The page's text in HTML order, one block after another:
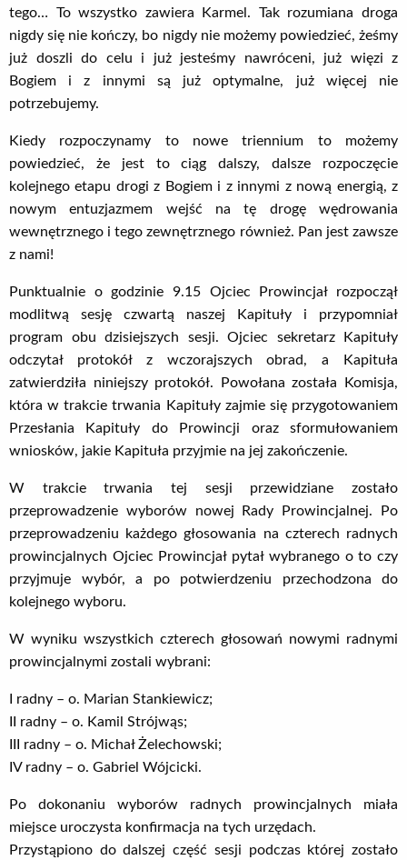
tego… To wszystko zawiera Karmel. Tak rozumiana droga
nigdy się nie kończy, bo nigdy nie możemy powiedzieć, żeśmy
już doszli do celu i już jesteśmy nawróceni, już więzi z
Bogiem i z innymi są już optymalne, już więcej nie
potrzebujemy.
Kiedy rozpoczynamy to nowe triennium to możemy
powiedzieć, że jest to ciąg dalszy, dalsze rozpoczęcie
kolejnego etapu drogi z Bogiem i z innymi z nową energią, z
nowym entuzjazmem wejść na tę drogę wędrowania
wewnętrznego i tego zewnętrznego również. Pan jest zawsze
z nami!
Punktualnie o godzinie 9.15 Ojciec Prowincjał rozpoczął
modlitwą sesję czwartą naszej Kapituły i przypomniał
program obu dzisiejszych sesji. Ojciec sekretarz Kapituły
odczytał protokół z wczorajszych obrad, a Kapituła
zatwierdziła niniejszy protokół. Powołana została Komisja,
która w trakcie trwania Kapituły zajmie się przygotowaniem
Przesłania Kapituły do Prowincji oraz sformułowaniem
wniosków, jakie Kapituła przyjmie na jej zakończenie.
W trakcie trwania tej sesji przewidziane zostało
przeprowadzenie wyborów nowej Rady Prowincjalnej. Po
przeprowadzeniu każdego głosowania na czterech radnych
prowincjalnych Ojciec Prowincjał pytał wybranego o to czy
przyjmuje wybór, a po potwierdzeniu przechodzona do
kolejnego wyboru.
W wyniku wszystkich czterech głosowań nowymi radnymi
prowincjalnymi zostali wybrani:
I radny – o. Marian Stankiewicz;
II radny – o. Kamil Strójwąs;
III radny – o. Michał Żelechowski;
IV radny – o. Gabriel Wójcicki.
Po dokonaniu wyborów radnych prowincjalnych miała
miejsce uroczysta konfirmacja na tych urzędach.
Przystąpiono do dalszej część sesji podczas której zostało